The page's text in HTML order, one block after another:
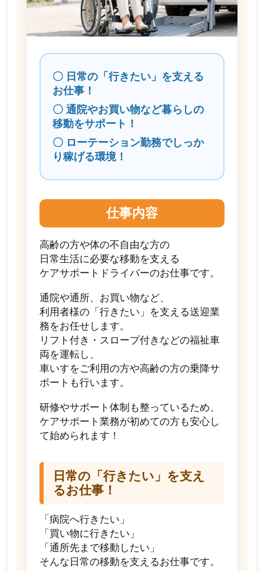
〇 日常の「行きたい」を支える
お仕事！
〇 通院やお買い物など暮らしの
移動をサポート！
〇 ローテーション勤務でしっか
り稼げる環境！
仕事内容
高齢の方や体の不自由な方の
日常生活に必要な移動を支える
ケアサポートドライバーのお仕事です。
通院や通所、お買い物など、
利用者様の「行きたい」を支える送迎業
務をお任せします。
リフト付き・スロープ付きなどの福祉車
両を運転し、
車いすをご利用の方や高齢の方の乗降サ
ポートも行います。
研修やサポート体制も整っているため、
ケアサポート業務が初めての方も安心し
て始められます！
日常の「行きたい」を支え
るお仕事！
「病院へ行きたい」
「買い物に行きたい」
「通所先まで移動したい」
そんな日常の移動を支えるお仕事です。